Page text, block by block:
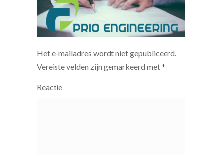
Het e-mailadres wordt niet gepubliceerd.
Vereiste velden zijn gemarkeerd met*
Reactie